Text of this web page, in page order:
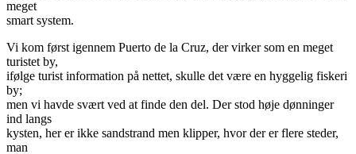
meget
smart system.
Vi kom først igennem Puerto de la Cruz, der virker som en meget
turistet by,
ifølge turist information på nettet, skulle det være en hyggelig fiskeri
by;
men vi havde svært ved at finde den del. Der stod høje dønninger
ind langs
kysten, her er ikke sandstrand men klipper, hvor der er flere steder,
man